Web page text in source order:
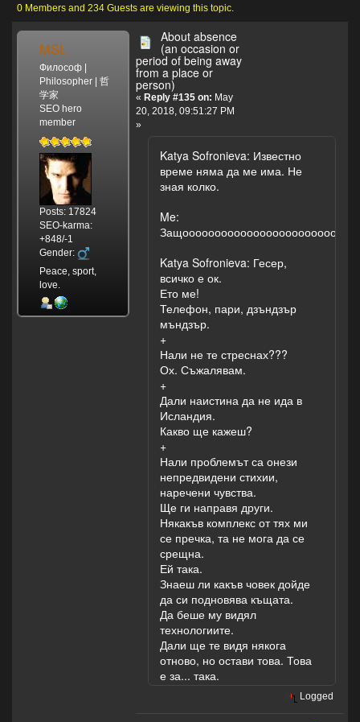
154215 times)
0 Members and 234 Guests are viewing this topic.
MSL
Философ |
Philosopher | 哲
学家
SEO hero
member
Posts: 17824
SEO-karma:
+848/-1
Gender:
Peace, sport,
love.
About absence
(an occasion or
period of being away
from a place or
person)
« Reply #135 on: May
20, 2018, 09:51:27 PM
»
Katya Sofronieva: Известно
време няма да ме има. Не
зная колко.
Me:
Katya Sofronieva: Гесер,
всичко е ок.
Ето ме!
Телефон, пари, дзъндзър
мъндзър.
+
Нали не те стреснах???
Ох. Съжалявам.
+
Дали наистина да не ида в
Исландия.
Какво ще кажеш?
+
Нали проблемът са онези
непредвидени стихии,
наречени чувства.
Ще ги направя други.
Някакъв комплекс от тях ми
се пречка, та не мога да се
срещна.
Ей така.
Знаеш ли какъв човек дойде
да си подновява къщата.
Да беше му видял
технологиите.
Дали ще те видя някога
отново, но остави това. Това
е за... така.
Logged